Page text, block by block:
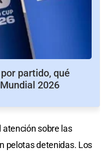
partido, qué
2026
sobre las
pelotas detenidas. Los